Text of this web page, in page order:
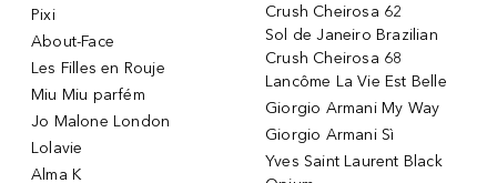
Pixi
About-Face
Les Filles en Rouje
Miu Miu parfém
Jo Malone London
Lolavie
Alma K
Crush Cheirosa 62
Sol de Janeiro Brazilian
Crush Cheirosa 68
Lancôme La Vie Est Belle
Giorgio Armani My Way
Giorgio Armani Sì
Yves Saint Laurent Black